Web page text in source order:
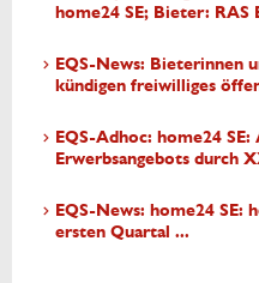
home24 SE; Bieter: RAS
EQS-News: Bieterinnen
kündigen freiwilliges
EQS-Adhoc: home24
Erwerbsangebots durch
EQS-News: home24 SE:
ersten Quartal ...